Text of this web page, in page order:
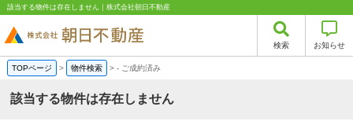
該当する物件は存在しません｜株式会社朝日不動産
検索 お知らせ
TOPページ > 物件検索 >- ご成約済み
該当する物件は存在しません